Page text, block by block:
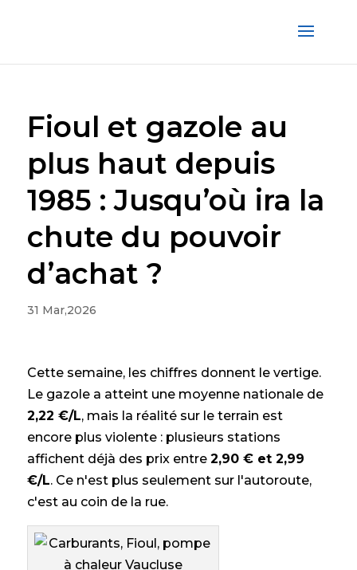
Fioul et gazole au
plus haut depuis
1985 : Jusqu’où ira la
chute du pouvoir
d’achat ?
31 Mar,2026
Cette semaine, les chiffres donnent le vertige.
Le gazole a atteint une moyenne nationale de
2,22 €/L, mais la réalité sur le terrain est
encore plus violente : plusieurs stations
affichent déjà des prix entre 2,90 € et 2,99
€/L. Ce n'est plus seulement sur l'autoroute,
c'est au coin de la rue.